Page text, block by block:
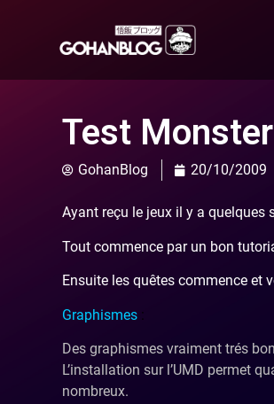
Test
GohanBlog 20/10/2009
Ayant reçu le jeux il y a quelques
Tout commence par un bon
Ensuite les quêtes commence et
Graphismes :
Des graphismes vraiment trés
L’installation sur l’UMD permet
nombreux.